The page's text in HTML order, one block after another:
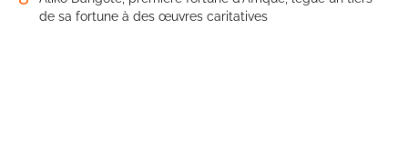
de sa fortune à des œuvres caritatives